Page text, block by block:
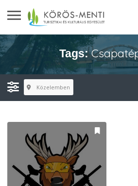
Tags:
Közelemben